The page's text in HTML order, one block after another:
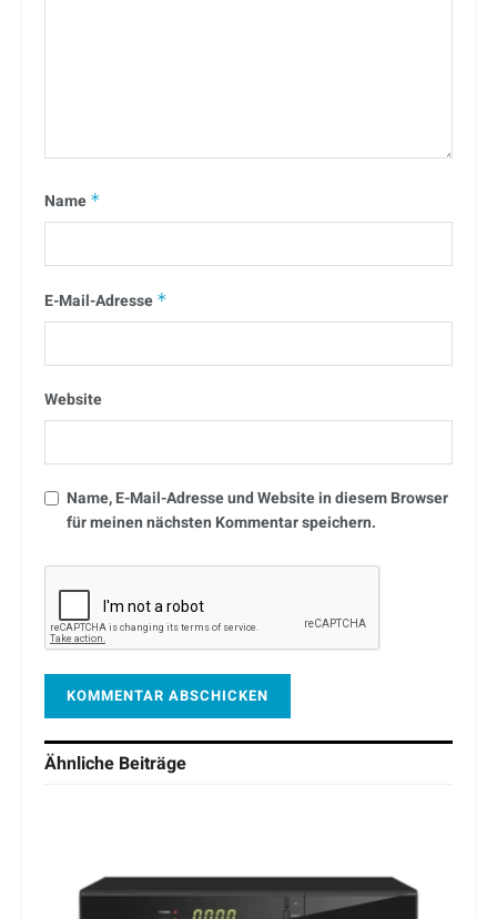
Name *
E-Mail-Adresse *
Website
Name, E-Mail-Adresse und Website in diesem Browser
für meinen nächsten Kommentar speichern.
Ähnliche Beiträge